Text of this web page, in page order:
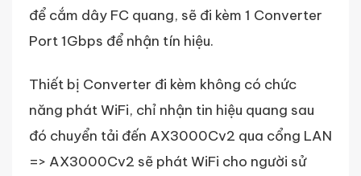
để cắm dây FC quang, sẽ đi kèm 1 Converter
Port 1Gbps để nhận tín hiệu.
Thiết bị Converter đi kèm không có chức
năng phát WiFi, chỉ nhận tin hiệu quang sau
đó chuyển tải đến AX3000Cv2 qua cổng LAN
=> AX3000Cv2 sẽ phát WiFi cho người sử